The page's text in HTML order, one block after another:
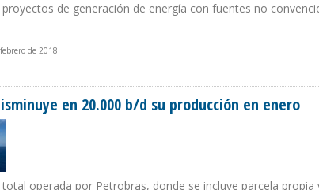
de generación de energía con fuentes no
de 2018
en 20.000 b/d su producción en enero
operada por Petrobras, donde se incluye parcela